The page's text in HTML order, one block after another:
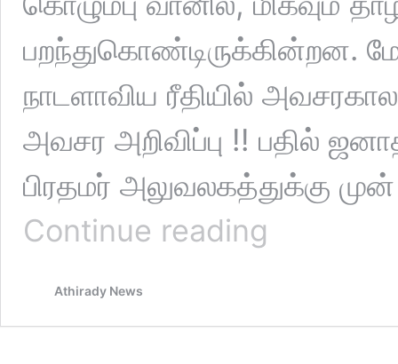
பறந்துகொண்டிருக்கின்றன.
நாடளாவிய ரீதியில்
அவசர அறிவிப்பு !! பதில்
பிரதமர் அலுவலகத்துக்கு
Continue reading
Athirady News